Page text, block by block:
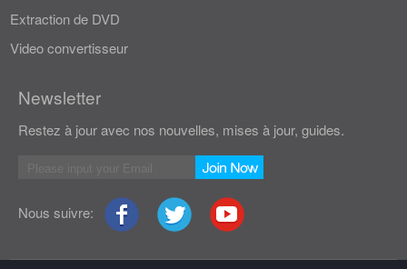
Extraction de DVD
Video convertisseur
Newsletter
Restez à jour avec nos nouvelles, mises à jour, guides.
Nous suivre: